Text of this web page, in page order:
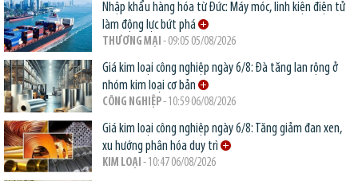
Nhập khẩu hàng hóa từ Đức: Máy móc, linh kiện điện tử
làm động lực bứt phá
THƯƠNG MẠI - 09:05 05/08/2026
Giá kim loại công nghiệp ngày 6/8: Đà tăng lan rộng ở
nhóm kim loại cơ bản
CÔNG NGHIỆP- 10:59 06/08/2026
Giá kim loại công nghiệp ngày 6/8: Tăng giảm đan xen,
xu hướng phân hóa duy trì
KIM LOẠI - 10:47 06/08/2026